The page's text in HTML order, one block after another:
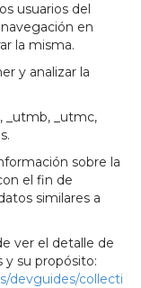
usuarios del
en
la misma.
y analizar la
_utmb, _utmc,
sobre la
el fin de
similares a
ver el detalle de
y su propósito:
devguides/collecti